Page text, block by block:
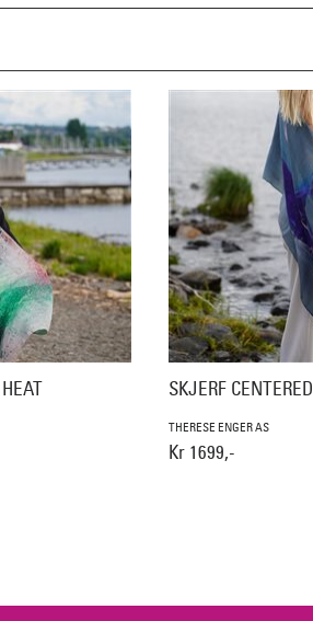
SKJERF CENTERED
THERESE ENGER AS
Kr 1699,-